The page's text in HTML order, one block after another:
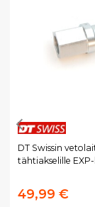
DT Swissin
tähtiakselille
49,99 €